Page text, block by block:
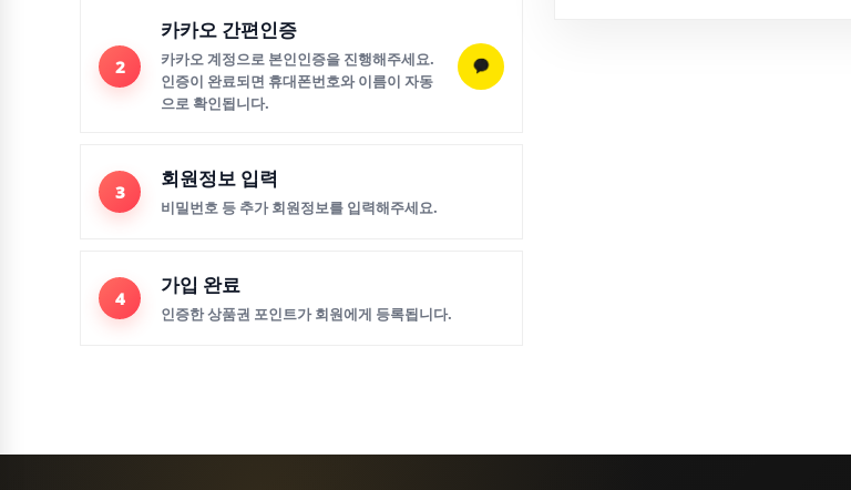
2
카카오 간편인증
카카오 계정으로 본인인증을 진행해주세요.
인증이 완료되면 휴대폰번호와 이름이 자동
으로 확인됩니다.
3
회원정보 입력
비밀번호 등 추가 회원정보를 입력해주세요.
4
가입 완료
인증한 상품권 포인트가 회원에게 등록됩니다.